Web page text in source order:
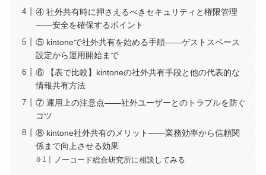
④ 社外共有時に押さえるべきセキュリティと権限管理
――安全を確保するポイント
⑤ kintoneで社外共有を始める手順――ゲストスペース
設定から運用開始まで
⑥ 【表で比較】kintoneの社外共有手段と他の代表的な
情報共有方法
⑦ 運用上の注意点――社外ユーザーとのトラブルを防ぐ
コツ
⑧ kintone社外共有のメリット――業務効率から信頼関
係まで向上させる効果
ノーコード総合研究所に相談してみる